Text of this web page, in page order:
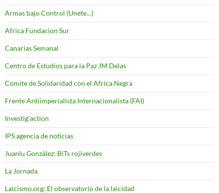
Armas bajo Control (Unete…)
Africa Fundacion Sur
Canarias Semanal
Centro de Estudios para la Paz JM Delas
Comite de Solidaridad con el Africa Negra
Frente Antiimperialista Internacionalista (FAI)
Investig'action
IPS agencia de noticias
Juanlu González: BiTs rojiverdes
La Jornada
Laicismo.org: El observatorio de la laicidad